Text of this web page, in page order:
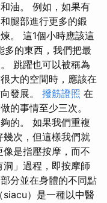
油。 例如，如果有
腿部進行更多的鍛
。 這1個小時應該這
多的東西，我們把最
跳躍也可以被稱為
大的空間時，應該在
發展。 撥筋證照 在
的事情至少三次。
的。 如果我們重複
次，但這樣我們就
是指壓按摩，而不
」過程，即按摩師
分並在身體的不同點
siacu）是一種以中醫